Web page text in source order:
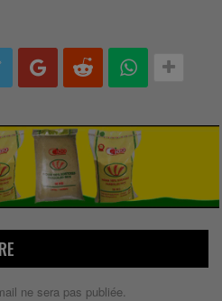
ne sera pas publiée.